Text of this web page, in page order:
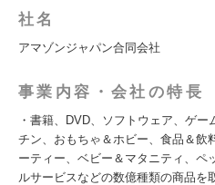
社名
アマゾンジャパン合同会社
事業内容・会社の特長
・書籍、DVD、ソフトウェア、ゲ
チン、おもちゃ＆ホビー、食品＆飲
ーティー、ベビー＆マタニティ、ペ
ルサービスなどの数億種類の商品を